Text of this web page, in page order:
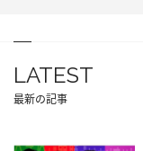
LATEST
最新の記事